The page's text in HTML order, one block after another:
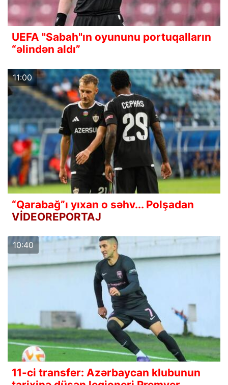
UEFA "Sabah"ın oyununu portuqalların
“əlindən aldı”
11:00
“Qarabağ”ı yıxan o səhv... Polşadan
VİDEOREPORTAJ
10:40
11-ci transfer: Azərbaycan klubunun